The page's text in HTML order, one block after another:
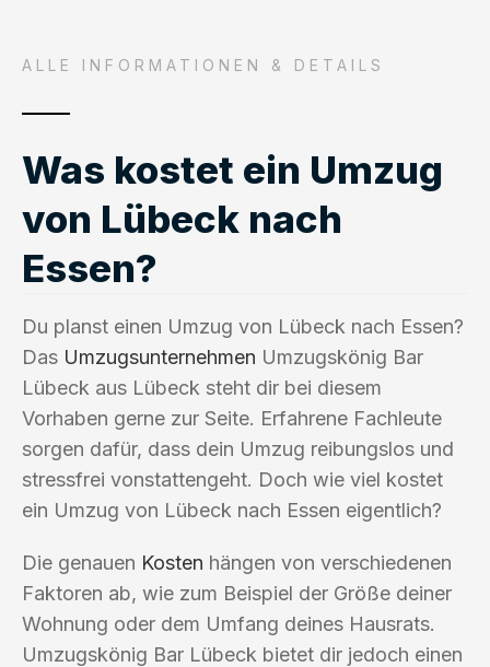
ALLE INFORMATIONEN & DETAILS
Was kostet ein Umzug
von Lübeck nach
Essen?
Du planst einen Umzug von Lübeck nach Essen?
Das Umzugsunternehmen Umzugskönig Bar
Lübeck aus Lübeck steht dir bei diesem
Vorhaben gerne zur Seite. Erfahrene Fachleute
sorgen dafür, dass dein Umzug reibungslos und
stressfrei vonstattengeht. Doch wie viel kostet
ein Umzug von Lübeck nach Essen eigentlich?
Die genauen Kosten hängen von verschiedenen
Faktoren ab, wie zum Beispiel der Größe deiner
Wohnung oder dem Umfang deines Hausrats.
Umzugskönig Bar Lübeck bietet dir jedoch einen